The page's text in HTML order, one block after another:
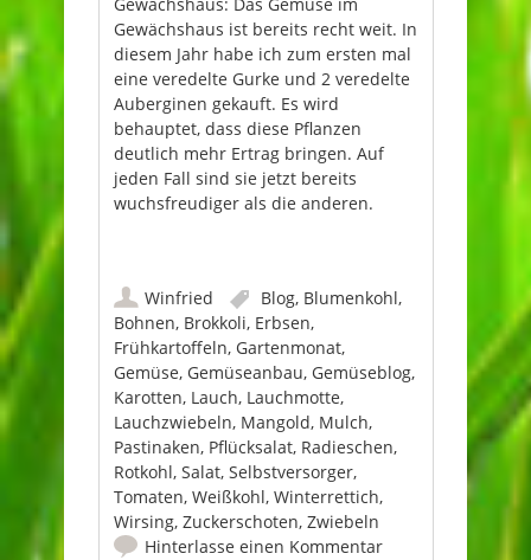
Gewächshaus ist bereits recht weit. In
diesem Jahr habe ich zum ersten mal
eine veredelte Gurke und 2 veredelte
Auberginen gekauft. Es wird
behauptet, dass diese Pflanzen
deutlich mehr Ertrag bringen. Auf
jeden Fall sind sie jetzt bereits
wuchsfreudiger als die anderen.
Winfried Blog, Blumenkohl,
Bohnen, Brokkoli, Erbsen,
Frühkartoffeln, Gartenmonat,
Gemüse, Gemüseanbau, Gemüseblog,
Karotten, Lauch, Lauchmotte,
Lauchzwiebeln, Mangold, Mulch,
Pastinaken, Pflücksalat, Radieschen,
Rotkohl,Salat,Selbstversorger,
Tomaten,Weißkohl,Winterrettich,
Wirsing,Zuckerschoten,Zwiebeln
Hinterlasse einen Kommentar